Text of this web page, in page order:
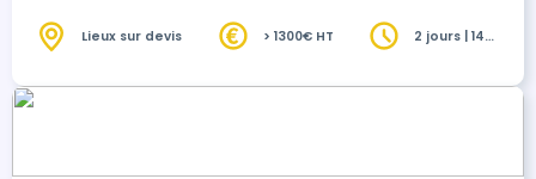
formation en gestion de projet agile est conçu
connaissances nécessaires pour exceller dans
un environnement agile dynamique et
Lieux sur devis > 1300€ HT
2 jours | 14